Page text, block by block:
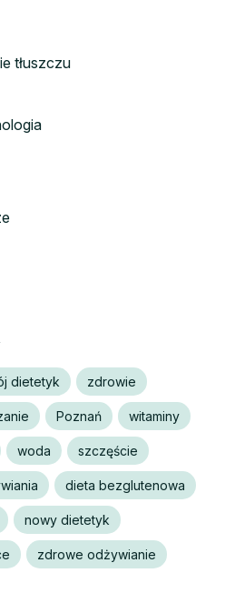
tłuszczu
dietetyk zdrowie
Poznań witaminy
woda szczęście
dieta bezglutenowa
nowy dietetyk
zdrowe odżywianie